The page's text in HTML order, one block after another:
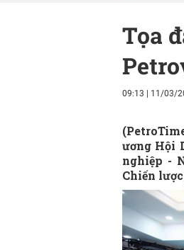
Tọa
09:13 | 11/03/
ương Hội
nghiệp -
Chiến